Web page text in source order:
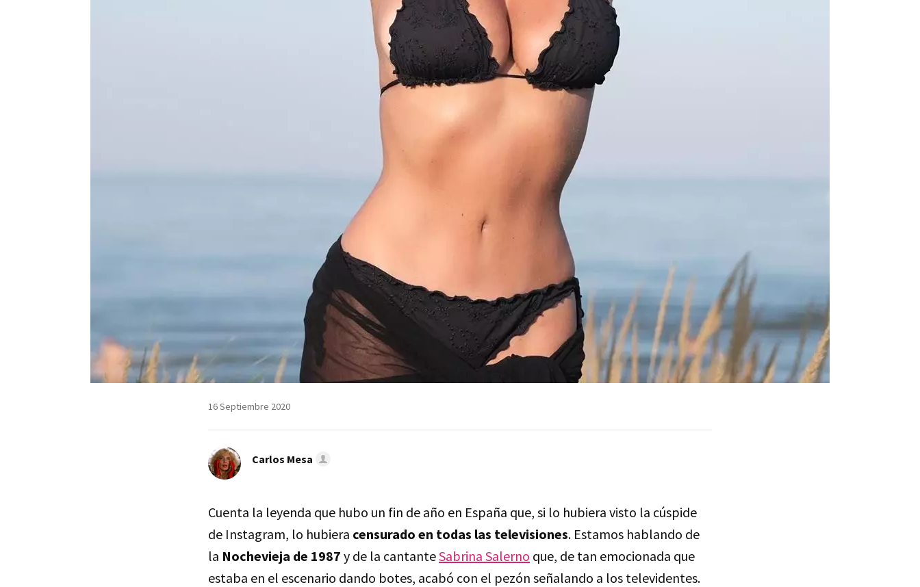
16 Septiembre 2020
Carlos Mesa
Cuenta la leyenda que hubo un fin de año en España que, si lo hubiera visto la cúspide
de Instagram, lo hubiera censurado en todas las televisiones. Estamos hablando de
la Nochevieja de 1987 y de la cantanteSabrina Salerno que, de tan emocionada que
estaba en el escenario dando botes, acabó con el pezón señalando a los televidentes.